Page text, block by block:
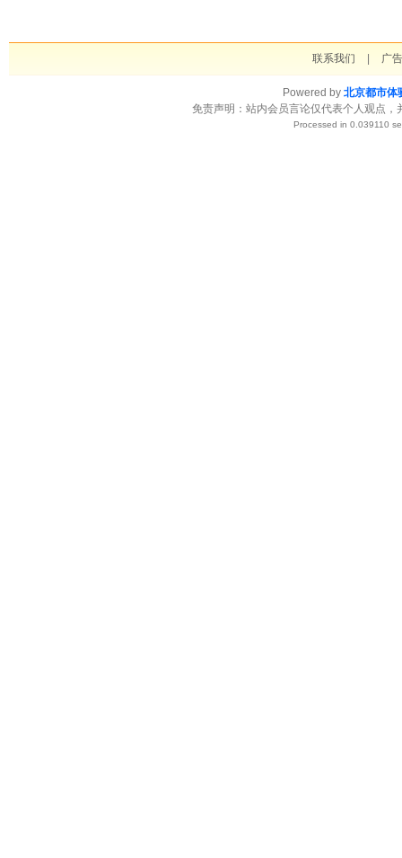
联系我们 广
Powered by 北京都市体
免责声明：站内会员言论仅代表个人观点
Processed in 0.039110